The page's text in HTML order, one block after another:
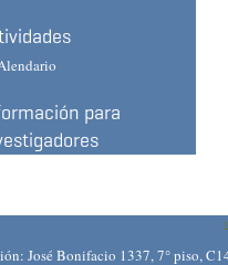
para
José Bonifacio 1337, 7° piso,